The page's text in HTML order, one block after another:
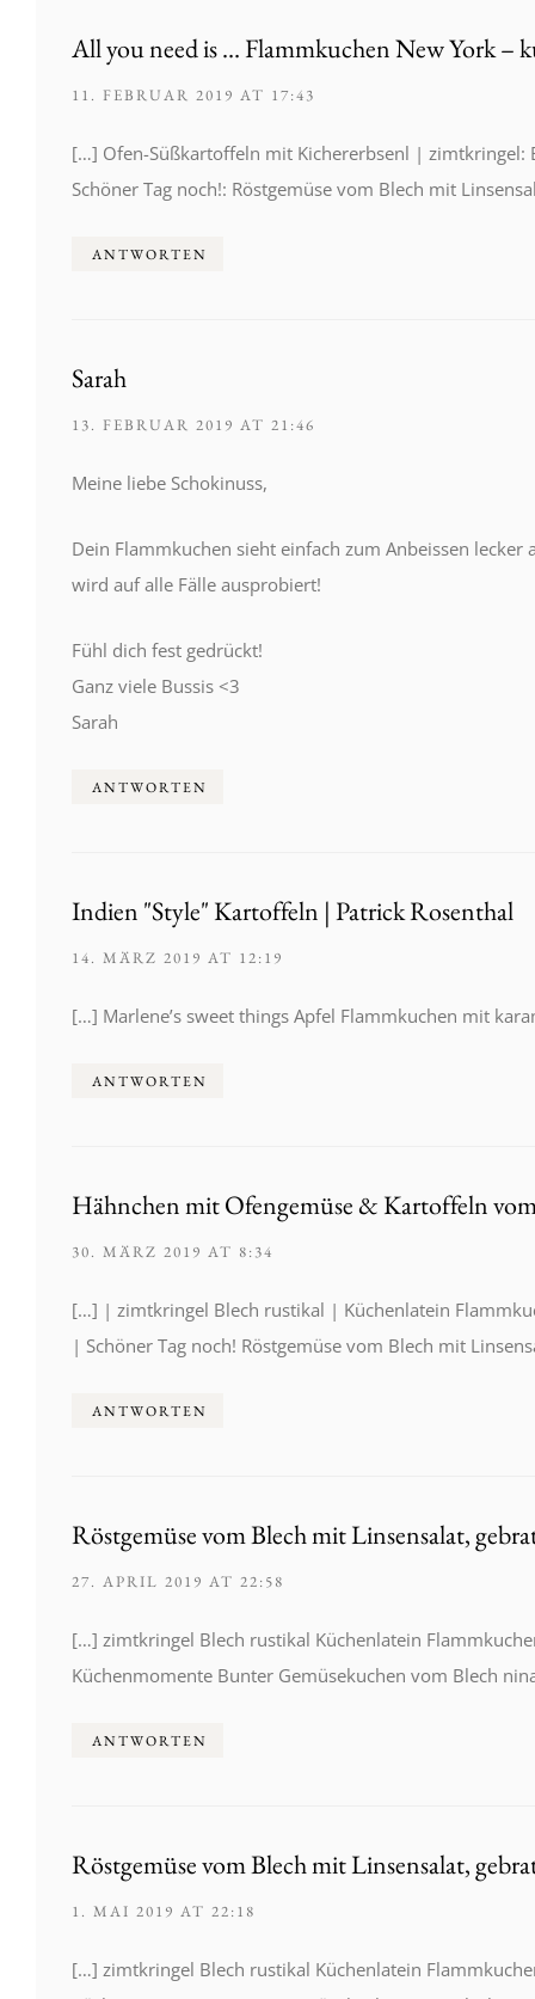
All you need is … Flammkuchen New York –
11. FEBRUAR 2019 AT 17:43
[…] Ofen-Süßkartoffeln mit Kichererbsenl | zimtkringel:
Schöner Tag noch!: Röstgemüse vom Blech mit
ANTWORTEN
Sarah
13. FEBRUAR 2019 AT 21:46
Meine liebe Schokinuss,
Dein Flammkuchen sieht einfach zum Anbeissen
wird auf alle Fälle ausprobiert!
Fühl dich fest gedrückt!
Ganz viele Bussis <3
Sarah
ANTWORTEN
Indien "Style" Kartoffeln | Patrick Rosenthal
14. MÄRZ 2019 AT 12:19
[…] Marlene’s sweet things Apfel Flammkuchen mit
ANTWORTEN
Hähnchen mit Ofengemüse & Kartoffeln
30. MÄRZ 2019 AT 8:34
[…] | zimtkringel Blech rustikal | Küchenlatein
| Schöner Tag noch! Röstgemüse vom Blech mit
ANTWORTEN
Röstgemüse vom Blech mit Linsensalat,
27. APRIL 2019 AT 22:58
[…] zimtkringel Blech rustikal Küchenlatein
Küchenmomente Bunter Gemüsekuchen vom Blech
ANTWORTEN
Röstgemüse vom Blech mit Linsensalat,
1. MAI 2019 AT 22:18
[…] zimtkringel Blech rustikal Küchenlatein